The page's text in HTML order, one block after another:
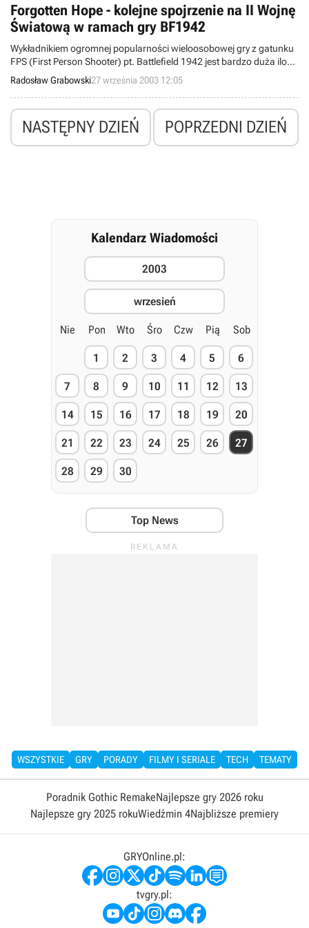
pudełku z programem znajdzie się film (dramat wojenny) na DVD pt.
„We Were Soldiers” (“Byliśmy żołnierzami”) z Melem Gibsonem w roli
głównej.
Forgotten Hope - kolejne spojrzenie na II Wojnę
Światową w ramach gry BF1942
Wykładnikiem ogromnej popularności wieloosobowej gry z gatunku
FPS (First Person Shooter) pt. Battlefield 1942 jest bardzo duża ilość
rozmaitych modyfikacji programu (np. Desert Combat i Battlefield
1982 Interstate), tworzonych przez fanów i publikowanych
następnie w Internecie. Właśnie światło dzienne ujrzał kolejny
produkt tego typu, który nosi nazwę Forgotten Hope i traktuje o
globalnych zmaganiach militarnych podczas II Wojny Światowej.
Radosław Grabowski27 września 2003 12:05
NASTĘPNY DZIEŃ POPRZEDNI DZIEŃ
Kalendarz Wiadomości
2003
wrzesień
Nie Pon Wto Śro Czw Pią Sob
1 2 3 4 5 6
7 8 9 10 11 12 13
14 15 16 17 18 19 20
21 22 23 24 25 26 27
28 29 30
Top News
WSZYSTKIE GRY PORADY FILMY I SERIALE TECH TEMATY
Poradnik Gothic RemakeNajlepsze gry 2026 roku
Najlepsze gry 2025 rokuWiedźmin 4Najbliższe premiery
GRYOnline.pl:
tvgry.pl: